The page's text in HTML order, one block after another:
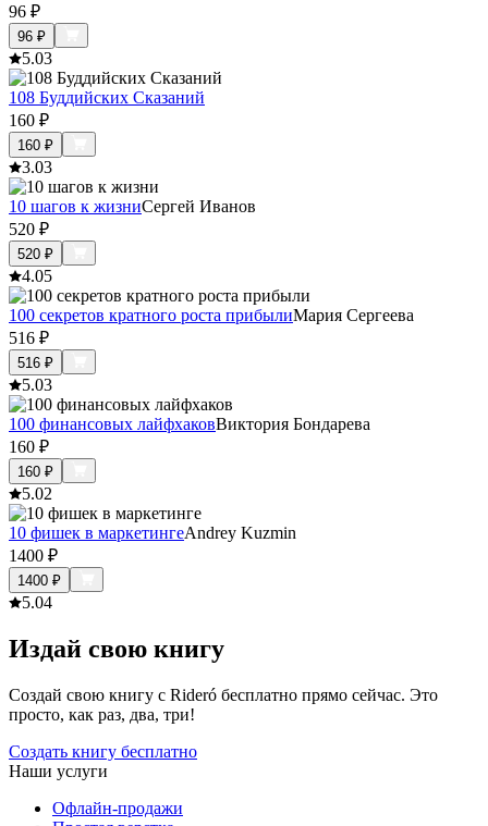
96 ₽
96 ₽
5.03
108 Буддийских Сказаний
160 ₽
160 ₽
3.03
10 шагов к жизниСергей Иванов
520 ₽
520 ₽
4.05
100 секретов кратного роста прибылиМария Сергеева
516 ₽
516 ₽
5.03
100 финансовых лайфхаковВиктория Бондарева
160 ₽
160 ₽
5.02
10 фишек в маркетингеAndrey Kuzmin
1400 ₽
1400 ₽
5.04
Издай свою книгу
Создай свою книгу с Rideró бесплатно прямо сейчас. Это
просто, как раз, два, три!
Создать книгу бесплатно
Наши услуги
Офлайн-продажи